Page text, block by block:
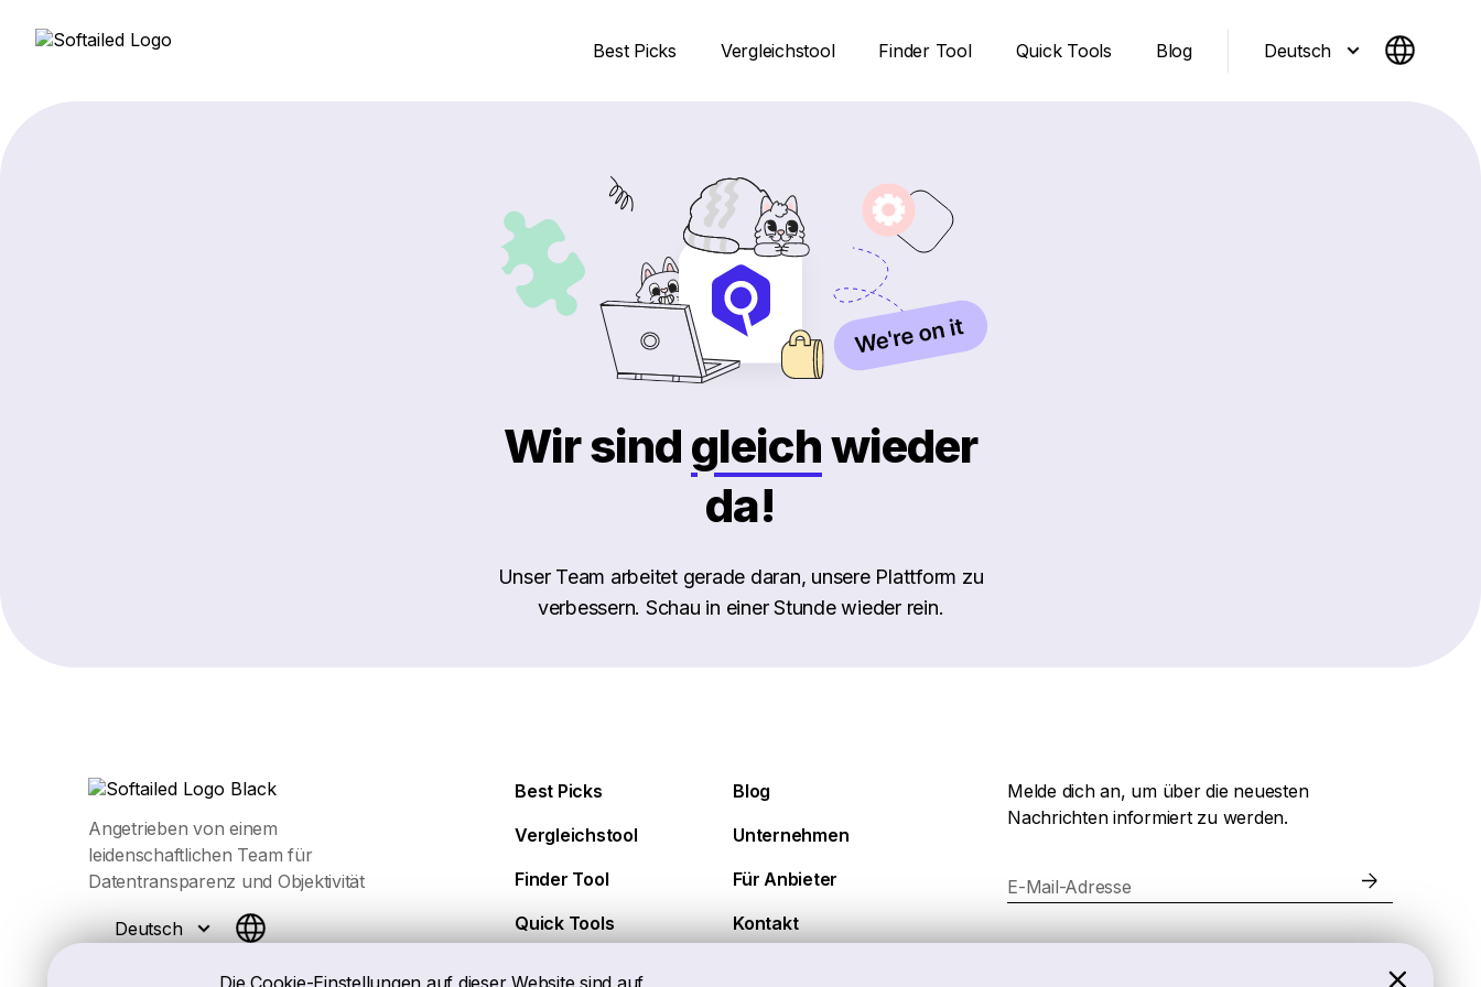
Die Cookie-Einstellungen auf dieser Website sind auf
Best Picks Vergleichstool Finder Tool Quick Tools Blog Deutsch
Wir sindgleichwieder
da!
Unser Team arbeitet gerade daran, unsere Plattform zu
verbessern. Schau in einer Stunde wieder rein.
Angetrieben von einem
leidenschaftlichen Team für
Datentransparenz und Objektivität
Deutsch
Best Picks
Blog
Vergleichstool
Unternehmen
Finder Tool
Für Anbieter
Quick Tools
Kontakt
Melde dich an, um über die neuesten
Nachrichten informiert zu werden.
E-Mail-Adresse